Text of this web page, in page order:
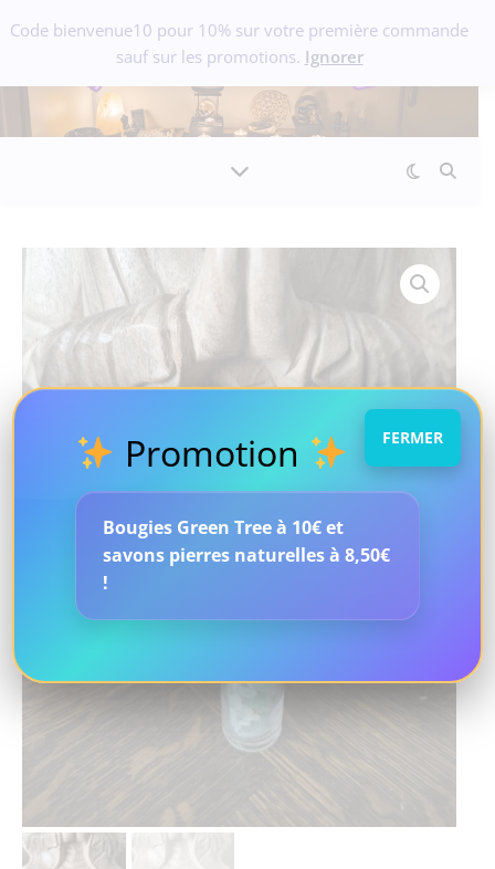
Code bienvenue10 pour 10% sur votre première commande
sauf sur les promotions. Ignorer
Promotion
Bougies Green Tree à 10€ et
savons pierres naturelles à 8,50€
!
FERMER